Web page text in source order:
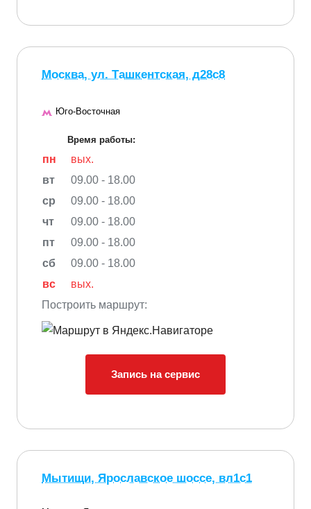
Москва, ул. Ташкентская, д28с8
Юго-Восточная
Время работы:
пн
вых.
вт
09.00 - 18.00
ср
09.00 - 18.00
чт
09.00 - 18.00
пт
09.00 - 18.00
сб
09.00 - 18.00
вс
вых.
Построить маршрут:
Запись на сервис
Мытищи, Ярославское шоссе, вл1с1